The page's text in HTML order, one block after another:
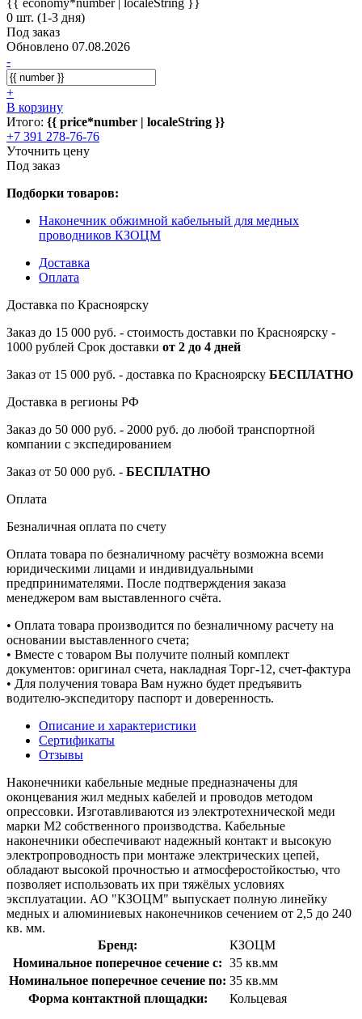
0 шт. (1-3 дня)
Под заказ
Обновлено 07.08.2026
-
+
В корзину
Итого: {{ price*number | localeString }}
+7 391 278-76-76
Уточнить цену
Под заказ
Подборки товаров:
Наконечник обжимной кабельный для медных
проводников КЗОЦМ
Доставка
Оплата
Доставка по Красноярску
Заказ до 15 000 руб. - стоимость доставки по Красноярску -
1000 рублей Срок доставки от 2 до 4 дней
Заказ от 15 000 руб. - доставка по Красноярску БЕСПЛАТНО
Доставка в регионы РФ
Заказ до 50 000 руб. - 2000 руб. до любой транспортной
компании с экспедированием
Заказ от 50 000 руб. - БЕСПЛАТНО
Оплата
Безналичная оплата по счету
Оплата товара по безналичному расчёту возможна всеми
юридическими лицами и индивидуальными
предпринимателями. После подтверждения заказа
менеджером вам выставленного счёта.
• Оплата товара производится по безналичному расчету на
основании выставленного счета;
• Вместе с товаром Вы получите полный комплект
документов: оригинал счета, накладная Торг-12, счет-фактура
• Для получения товара Вам нужно будет предъявить
водителю-экспедитору паспорт и доверенность.
Описание и характеристики
Сертификаты
Отзывы
Наконечники кабельные медные предназначены для
оконцевания жил медных кабелей и проводов методом
опрессовки. Изготавливаются из электротехнической меди
марки М2 собственного производства. Кабельные
наконечники обеспечивают надежный контакт и высокую
электропроводность при монтаже электрических цепей,
обладают высокой прочностью и атмосферостойкостью, что
позволяет использовать их при тяжёлых условиях
эксплуатации. АО "КЗОЦМ" выпускает полную линейку
медных и алюминиевых наконечников сечением от 2,5 до 240
кв. мм.
Бренд:
КЗОЦМ
Номинальное поперечное сечение с: 35 кв.мм
Номинальное поперечное сечение по: 35 кв.мм
Форма контактной площадки:
Кольцевая